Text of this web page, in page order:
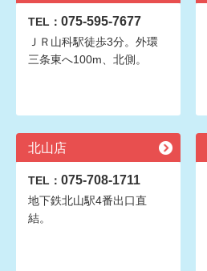
TEL： 075-595-7677
ＪＲ山科駅徒歩3分。外環
三条東へ100m、北側。
北山店
TEL： 075-708-1711
地下鉄北山駅4番出口直
結。